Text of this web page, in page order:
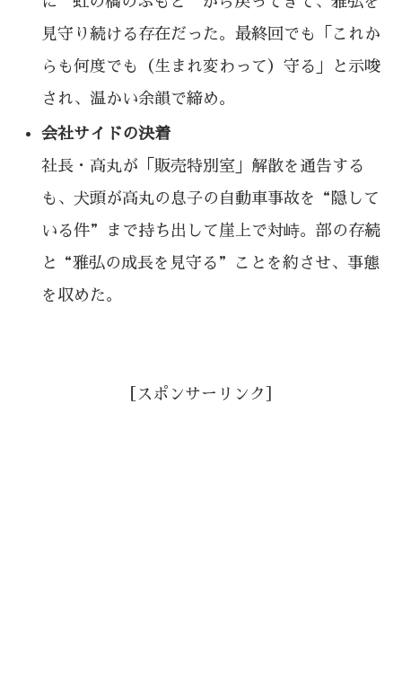
見守り続ける存在だった。最終回でも「これか
らも何度でも（生まれ変わって）守る」と示唆
され、温かい余韻で締め。
会社サイドの決着
社長・高丸が「販売特別室」解散を通告する
も、犬頭が高丸の息子の自動車事故を“隠して
いる件”まで持ち出して崖上で対峙。部の存続
と“雅弘の成長を見守る”ことを約させ、事態
を収めた。
［スポンサーリンク］